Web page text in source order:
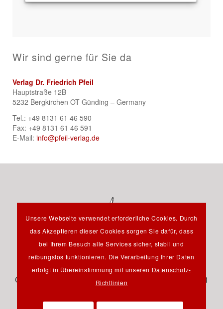
Wir sind gerne für Sie da
Verlag Dr. Friedrich Pfeil
Hauptstraße 12B
5232 Bergkirchen OT Günding – Germany
Tel.: +49 8131 61 46 590
Fax: +49 8131 61 46 591
E-Mail: info@pfeil-verlag.de
Hauptstraße 12B - 85232 Bergkirchen OT Günding -
Germany - Tel.: +49 8131 61 46 590 - Fax: +49 8131 61
Unsere Webseite verwendet erforderliche Cookies. Durch
das Akzeptieren dieser Cookies sorgen Sie dafür, dass
bei Ihrem Besuch alle Services sicher, stabil und
reibungslos funktionieren. Die Verarbeitung Ihrer Daten
erfolgt in Übereinstimmung mit unseren Datenschutz-
Richtlinien